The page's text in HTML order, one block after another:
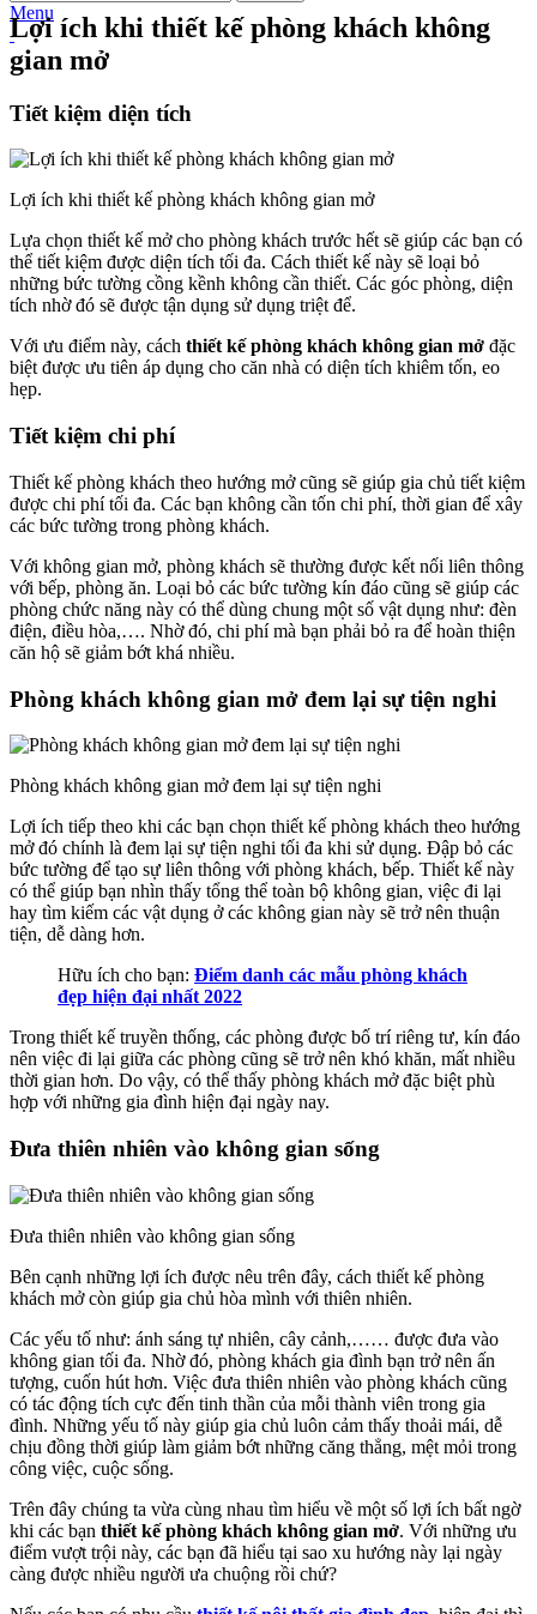
Menu
Lợi ích khi thiết kế phòng khách không
gian mở
Tiết kiệm diện tích
Lợi ích khi thiết kế phòng khách không gian mở
Lựa chọn thiết kế mở cho phòng khách trước hết sẽ giúp các bạn có
thể tiết kiệm được diện tích tối đa. Cách thiết kế này sẽ loại bỏ
những bức tường cồng kềnh không cần thiết. Các góc phòng, diện
tích nhờ đó sẽ được tận dụng sử dụng triệt để.
Với ưu điểm này, cách thiết kế phòng khách không gian mở đặc
biệt được ưu tiên áp dụng cho căn nhà có diện tích khiêm tốn, eo
hẹp.
Tiết kiệm chi phí
Thiết kế phòng khách theo hướng mở cũng sẽ giúp gia chủ tiết kiệm
được chi phí tối đa. Các bạn không cần tốn chi phí, thời gian để xây
các bức tường trong phòng khách.
Với không gian mở, phòng khách sẽ thường được kết nối liên thông
với bếp, phòng ăn. Loại bỏ các bức tường kín đáo cũng sẽ giúp các
phòng chức năng này có thể dùng chung một số vật dụng như: đèn
điện, điều hòa,…. Nhờ đó, chi phí mà bạn phải bỏ ra để hoàn thiện
căn hộ sẽ giảm bớt khá nhiều.
Phòng khách không gian mở đem lại sự tiện nghi
Phòng khách không gian mở đem lại sự tiện nghi
Lợi ích tiếp theo khi các bạn chọn thiết kế phòng khách theo hướng
mở đó chính là đem lại sự tiện nghi tối đa khi sử dụng. Đập bỏ các
bức tường để tạo sự liên thông với phòng khách, bếp. Thiết kế này
có thể giúp bạn nhìn thấy tổng thể toàn bộ không gian, việc đi lại
hay tìm kiếm các vật dụng ở các không gian này sẽ trở nên thuận
tiện, dễ dàng hơn.
Hữu ích cho bạn: Điểm danh các mẫu phòng khách
đẹp hiện đại nhất 2022
Trong thiết kế truyền thống, các phòng được bố trí riêng tư, kín đáo
nên việc đi lại giữa các phòng cũng sẽ trở nên khó khăn, mất nhiều
thời gian hơn. Do vậy, có thể thấy phòng khách mở đặc biệt phù
hợp với những gia đình hiện đại ngày nay.
Đưa thiên nhiên vào không gian sống
Đưa thiên nhiên vào không gian sống
Bên cạnh những lợi ích được nêu trên đây, cách thiết kế phòng
khách mở còn giúp gia chủ hòa mình với thiên nhiên.
Các yếu tố như: ánh sáng tự nhiên, cây cảnh,…… được đưa vào
không gian tối đa. Nhờ đó, phòng khách gia đình bạn trở nên ấn
tượng, cuốn hút hơn. Việc đưa thiên nhiên vào phòng khách cũng
có tác động tích cực đến tinh thần của mỗi thành viên trong gia
đình. Những yếu tố này giúp gia chủ luôn cảm thấy thoải mái, dễ
chịu đồng thời giúp làm giảm bớt những căng thẳng, mệt mỏi trong
công việc, cuộc sống.
Trên đây chúng ta vừa cùng nhau tìm hiểu về một số lợi ích bất ngờ
khi các bạn thiết kế phòng khách không gian mở. Với những ưu
điểm vượt trội này, các bạn đã hiểu tại sao xu hướng này lại ngày
càng được nhiều người ưa chuộng rồi chứ?